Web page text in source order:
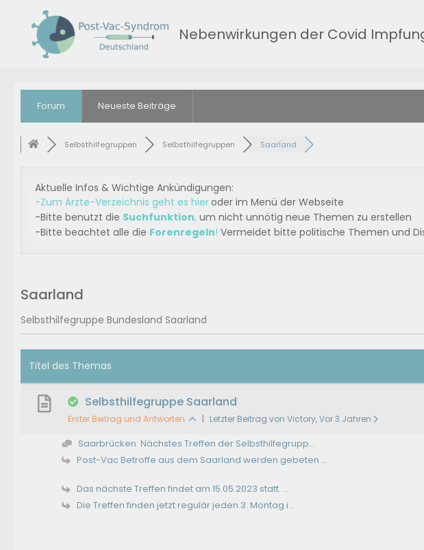
Nebenwirkungen der Covid
Forum Neueste Beiträge
Selbsthilfegruppen Selbsthilfegruppen Saarland
Aktuelle Infos & Wichtige Ankündigungen:
-Zum Ärzte-Verzeichnis geht es hieroder im Menü der Webseite
-Bitte benutzt die Suchfunktion, um nicht unnötig neue Themen zu erstellen
-Bitte beachtet alle die Forenregeln! Vermeidet bitte politische Themen und
Saarland
Selbsthilfegruppe Bundesland Saarland
Titel des Themas
Selbsthilfegruppe Saarland
Erster Beitrag und Antworten | Letzter Beitrag von Victory, Vor 3 Jahren
Saarbrücken. Nächstes Treffen der Selbsthilfegrupp...
Post-Vac Betroffe aus dem Saarland werden gebeten ...
Das nächste Treffen findet am 15.05.2023 statt. ...
Die Treffen finden jetzt regulär jeden 3. Montag i...